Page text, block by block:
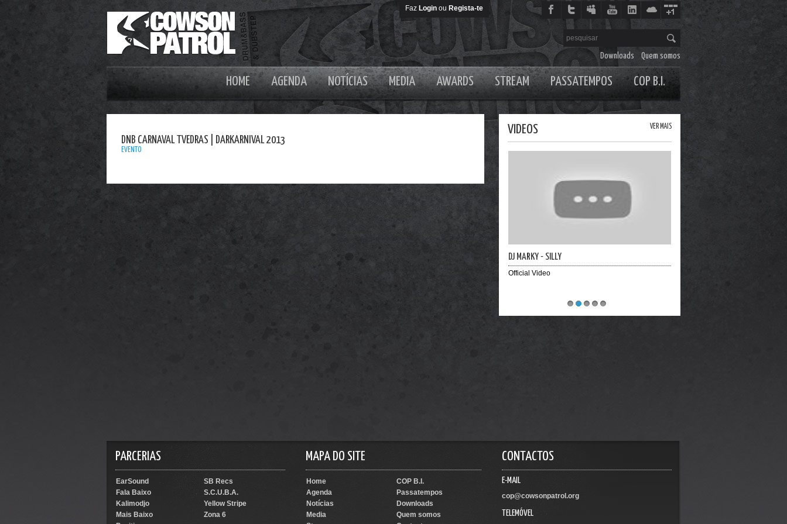
Faz Login ou Regista-te
Downloads Quem somos
HOME AGENDA NOTÍCIAS MEDIA AWARDS STREAM PASSATEMPOS COP B.I.
DNB CARNAVAL TVEDRAS | DARKARNIVAL 2013
EVENTO
VIDEOS VER MAIS
DJ MARKY - SILLY
Official Video
PARCERIAS
EarSound
SB Recs
Fala Baixo
S.C.U.B.A.
Kalimodjo
Yellow Stripe
Mais Baixo
Zona 6
MAPA DO SITE
Home
COP B.I.
Agenda
Passatempos
Notícias
Downloads
Media
Quem somos
CONTACTOS
E-MAIL
cop@cowsonpatrol.org
TELEMÓVEL